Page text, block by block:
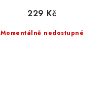
Momentálně nedostupné
229 Kč